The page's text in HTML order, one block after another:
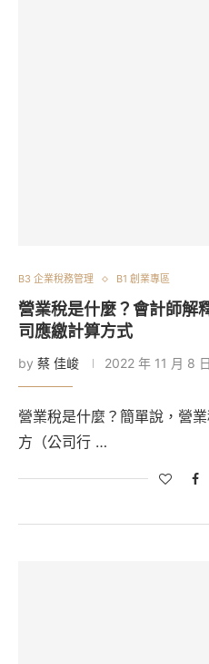
B3 企業稅務管理 B1 創業專區
營業稅是什麼？會計師解
司應繳計算方式
by 蔡 佳峻 2022 年 11 月 8 日
營業稅是什麼？簡單說，營
方（公司行 …